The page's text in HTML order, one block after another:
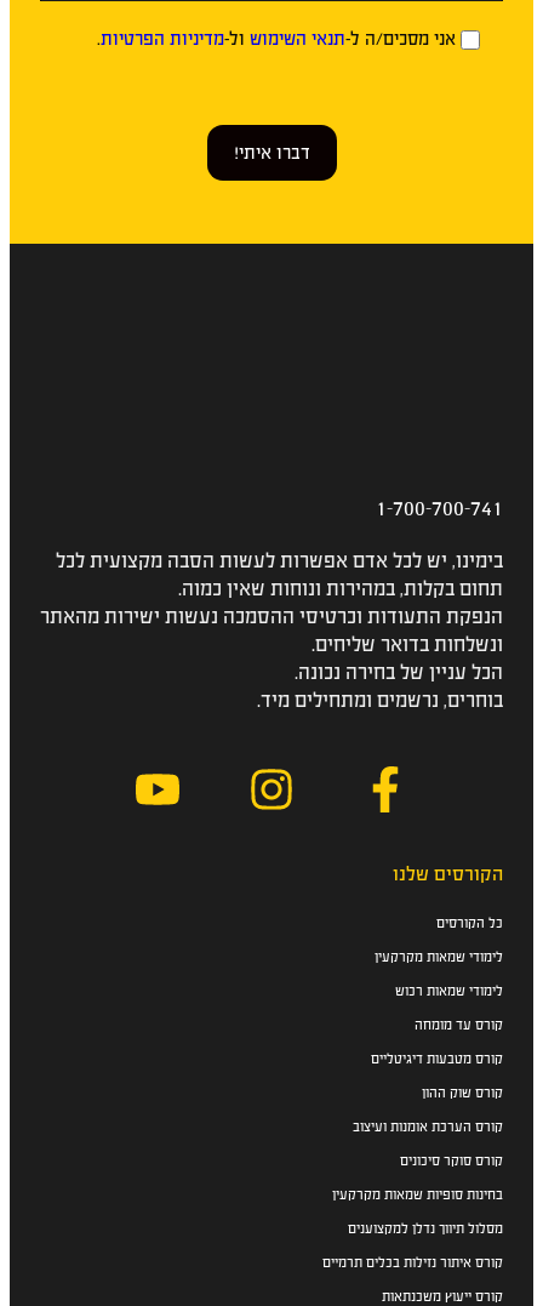
אני מסכים/ה ל-תנאי השימוש ול-מדיניות הפרטיות.
דברו איתי!
1-700-700-741
בימינו, יש לכל אדם אפשרות לעשות הסבה מקצועית לכל
תחום בקלות, במהירות ונוחות שאין כמוה.
הנפקת התעודות וכרטיסי ההסמכה נעשות ישירות מהאתר
ונשלחות בדואר שליחים.
הכל עניין של בחירה נכונה.
בוחרים, נרשמים ומתחילים מיד.
הקורסים שלנו
כל הקורסים
לימודי שמאות מקרקעין
לימודי שמאות רכוש
קורס עד מומחה
קורס מטבעות דיגיטליים
קורס שוק ההון
קורס הערכת אומנות ועיצוב
קורס סוקר סיכונים
בחינות סופיות שמאות מקרקעין
מסלול תיווך נדלן למקצוענים
קורס איתור נזילות בכלים תרמיים
קורס ייעוץ משכנתאות